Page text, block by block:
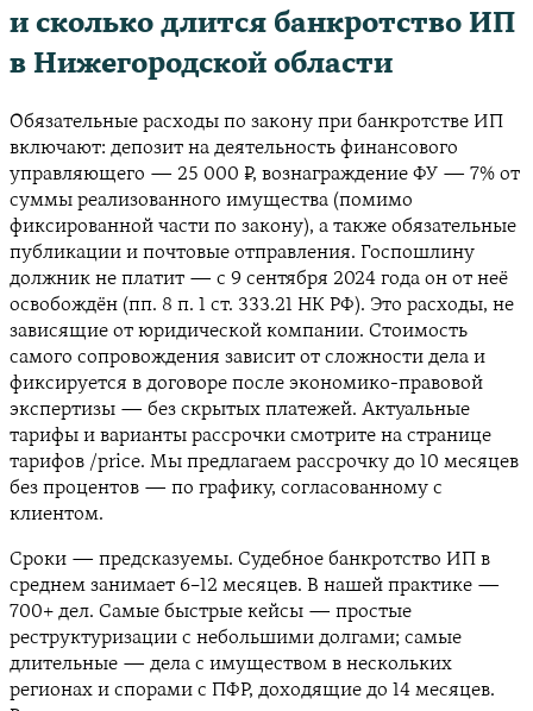
и сколько длится банкротство ИП
в Нижегородской области
Обязательные расходы по закону при банкротстве ИП
включают: депозит на деятельность финансового
управляющего — 25 000 ₽, вознаграждение ФУ — 7% от
суммы реализованного имущества (помимо
фиксированной части по закону), а также обязательные
публикации и почтовые отправления. Госпошлину
должник не платит — с 9 сентября 2024 года он от неё
освобождён (пп. 8 п. 1 ст. 333.21 НК РФ). Это расходы, не
зависящие от юридической компании. Стоимость
самого сопровождения зависит от сложности дела и
фиксируется в договоре после экономико-правовой
экспертизы — без скрытых платежей. Актуальные
тарифы и варианты рассрочки смотрите на странице
тарифов /price. Мы предлагаем рассрочку до 10 месяцев
без процентов — по графику, согласованному с
клиентом.
Сроки — предсказуемы. Судебное банкротство ИП в
среднем занимает 6–12 месяцев. В нашей практике —
700+ дел. Самые быстрые кейсы — простые
реструктуризации с небольшими долгами; самые
длительные — дела с имуществом в нескольких
регионах и спорами с ПФР, доходящие до 14 месяцев.